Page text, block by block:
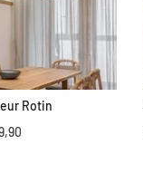
Rotin